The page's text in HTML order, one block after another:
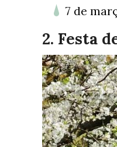
7 de
2. Festa